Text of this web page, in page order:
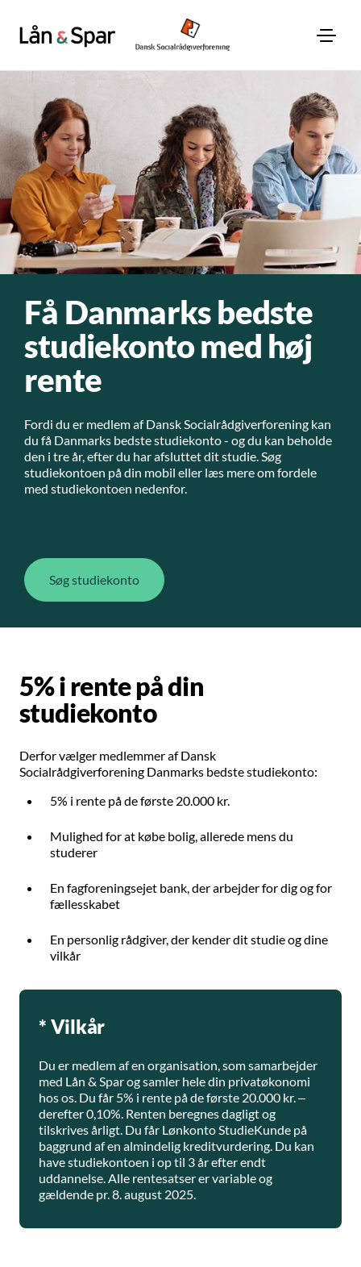
Få Danmarks bedste
studiekonto med høj
rente
Fordi du er medlem af Dansk Socialrådgiverforening kan
du få Danmarks bedste studiekonto - og du kan beholde
den i tre år, efter du har afsluttet dit studie. Søg
studiekontoen på din mobil eller læs mere om fordele
med studiekontoen nedenfor.
Søg studiekonto
5% i rente på din
studiekonto
Derfor vælger medlemmer af Dansk
Socialrådgiverforening Danmarks bedste studiekonto:
5% i rente på de første 20.000 kr.
Mulighed for at købe bolig, allerede mens du
studerer
En fagforeningsejet bank, der arbejder for dig og for
fællesskabet
En personlig rådgiver, der kender dit studie og dine
vilkår
* Vilkår
Du er medlem af en organisation, som samarbejder
med Lån & Spar og samler hele din privatøkonomi
hos os. Du får 5% i rente på de første 20.000 kr. –
derefter 0,10%. Renten beregnes dagligt og
tilskrives årligt. Du får Lønkonto StudieKunde på
baggrund af en almindelig kreditvurdering. Du kan
have studiekontoen i op til 3 år efter endt
uddannelse. Alle rentesatser er variable og
gældende pr. 8. august 2025.